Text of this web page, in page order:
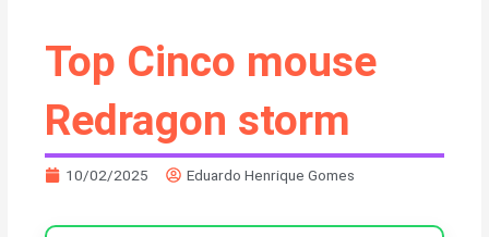
Top Cinco mouse
Redragon storm
10/02/2025 Eduardo Henrique Gomes